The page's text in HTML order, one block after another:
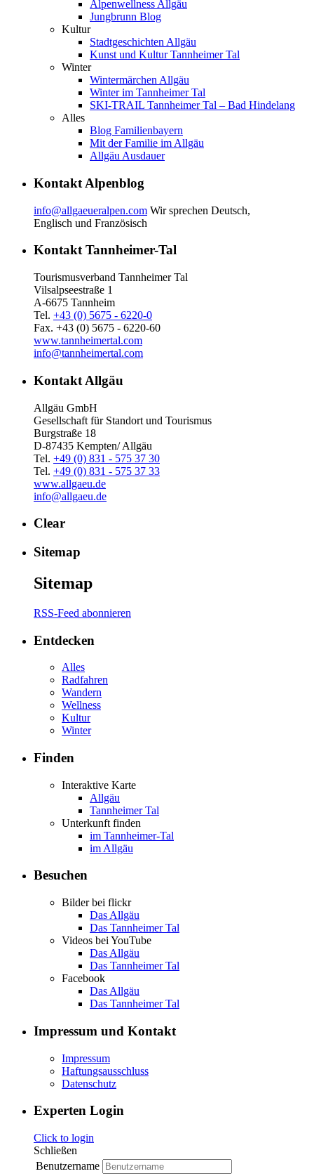
Alpenwellness Allgäu
Jungbrunn Blog
Kultur
Stadtgeschichten Allgäu
Kunst und Kultur Tannheimer Tal
Winter
Wintermärchen Allgäu
Winter im Tannheimer Tal
SKI-TRAIL Tannheimer Tal – Bad Hindelang
Alles
Blog Familienbayern
Mit der Familie im Allgäu
Allgäu Ausdauer
Kontakt Alpenblog
info@allgaeueralpen.com Wir sprechen Deutsch,
Englisch und Französisch
Kontakt Tannheimer-Tal
Tourismusverband Tannheimer Tal
Vilsalpseestraße 1
A-6675 Tannheim
Tel. +43 (0) 5675 - 6220-0
Fax. +43 (0) 5675 - 6220-60
www.tannheimertal.com
info@tannheimertal.com
Kontakt Allgäu
Allgäu GmbH
Gesellschaft für Standort und Tourismus
Burgstraße 18
D-87435 Kempten/ Allgäu
Tel. +49 (0) 831 - 575 37 30
Tel. +49 (0) 831 - 575 37 33
www.allgaeu.de
info@allgaeu.de
Clear
Sitemap
Sitemap
RSS-Feed abonnieren
Entdecken
Alles
Radfahren
Wandern
Wellness
Kultur
Winter
Finden
Interaktive Karte
Allgäu
Tannheimer Tal
Unterkunft finden
im Tannheimer-Tal
im Allgäu
Besuchen
Bilder bei flickr
Das Allgäu
Das Tannheimer Tal
Videos bei YouTube
Das Allgäu
Das Tannheimer Tal
Facebook
Das Allgäu
Das Tannheimer Tal
Impressum und Kontakt
Impressum
Haftungsausschluss
Datenschutz
Experten Login
Click to login
Schließen
Benutzername